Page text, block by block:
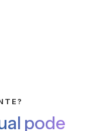
pode